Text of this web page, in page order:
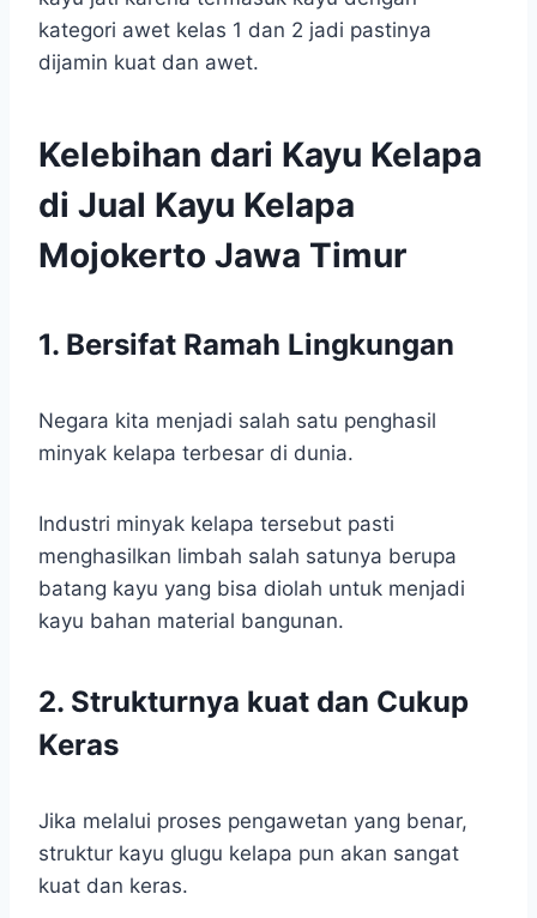
kategori awet kelas 1 dan 2 jadi pastinya
dijamin kuat dan awet.
Kelebihan dari Kayu Kelapa
di Jual Kayu Kelapa
Mojokerto Jawa Timur
1. Bersifat Ramah Lingkungan
Negara kita menjadi salah satu penghasil
minyak kelapa terbesar di dunia.
Industri minyak kelapa tersebut pasti
menghasilkan limbah salah satunya berupa
batang kayu yang bisa diolah untuk menjadi
kayu bahan material bangunan.
2. Strukturnya kuat dan Cukup
Keras
Jika melalui proses pengawetan yang benar,
struktur kayu glugu kelapa pun akan sangat
kuat dan keras.